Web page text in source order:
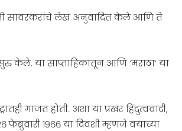
सावरकरांचे लेख अनुवादित केले आणि ते
प्रकाशित केले.
केले. या साप्ताहिकातून आणि ‘मराठा’ या
गाजत होती. अशा या प्रखर हिंदुत्ववादी,
फेब्रुवारी १९६६ या दिवशी म्हणजे वयाच्या